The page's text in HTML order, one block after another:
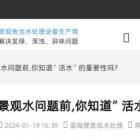
观鱼池水处理设备生产商
决发绿、浑浊、异味问题
问题前,你知道”活水”的重要性吗?
观水问题前,你知道”活
2024-01-19 16:39 蓝海狸景观水处理